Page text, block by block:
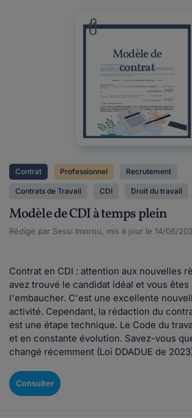
Modèle de
contrat
Contrat Professionnel Recrutement
Contrats de Travail CDI Droit du travail
Modèle de CDI à temps plein
Rédigé par Sessi Imorou, mis à jour le 14/06/
Contrat en CDI : attention aux nouvelles
avez trouvé le candidat idéal et vous êtes
l'embaucher. C'est une excellente
activité. Cependant, la rédaction du
est une étape technique. Le Code du
et en constante évolution. Savez-vous
changé récemment (Loi DDADUE de
Consulter